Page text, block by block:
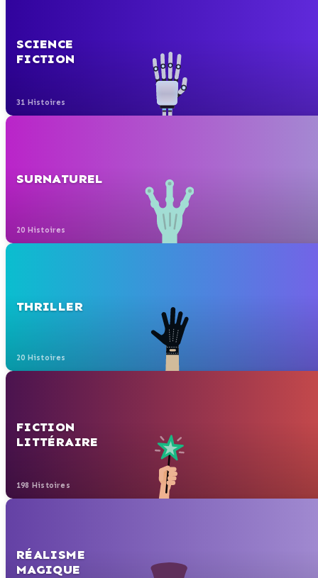
SCIENCE
FICTION
31 Histoires
SURNATUREL
20 Histoires
THRILLER
20 Histoires
FICTION
LITTÉRAIRE
198 Histoires
RÉALISME
MAGIQUE